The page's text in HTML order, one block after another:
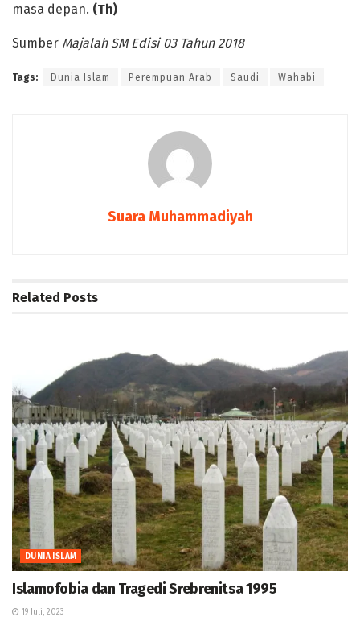
masa depan. (Th)
Sumber Majalah SM Edisi 03 Tahun 2018
Tags: Dunia Islam Perempuan Arab Saudi Wahabi
Suara Muhammadiyah
Related Posts
DUNIA ISLAM
Islamofobia dan Tragedi Srebrenitsa 1995
19 Juli, 2023